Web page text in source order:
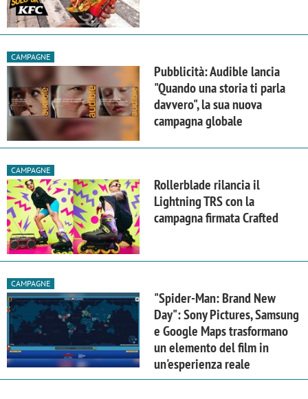
CAMPAGNE
Pubblicità: Audible lancia
"Quando una storia ti parla
davvero", la sua nuova
campagna globale
CAMPAGNE
Rollerblade rilancia il
Lightning TRS con la
campagna firmata Crafted
CAMPAGNE
"Spider-Man: Brand New
Day": Sony Pictures, Samsung
e Google Maps trasformano
un elemento del film in
un'esperienza reale